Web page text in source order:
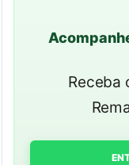
Receba